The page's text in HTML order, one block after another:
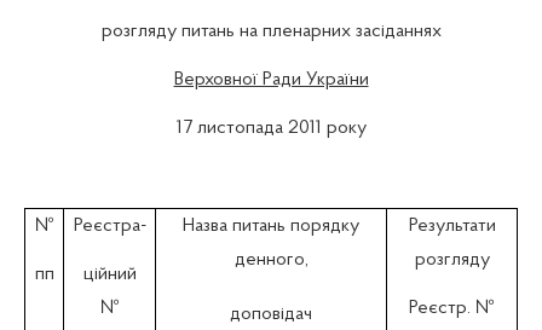
розгляду питань на пленарних засіданнях
Верховної Ради України
17 листопада 2011 року
№
пп
Реєстра-
ційний
№
Назва питань порядку
денного,
доповідач
Результати
розгляду
Реєстр. №